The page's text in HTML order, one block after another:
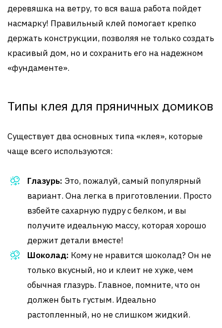
деревяшка на ветру, то вся ваша работа пойдет
насмарку! Правильный клей помогает крепко
держать конструкции, позволяя не только создать
красивый дом, но и сохранить его на надежном
«фундаменте».
Типы клея для пряничных домиков
Существует два основных типа «клея», которые
чаще всего используются:
Глазурь: Это, пожалуй, самый популярный
вариант. Она легка в приготовлении. Просто
взбейте сахарную пудру с белком, и вы
получите идеальную массу, которая хорошо
держит детали вместе!
Шоколад: Кому не нравится шоколад? Он не
только вкусный, но и клеит не хуже, чем
обычная глазурь. Главное, помните, что он
должен быть густым. Идеально
растопленный, но не слишком жидкий.